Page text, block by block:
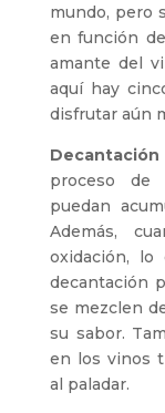
mundo, pero
en función
amante del
aquí hay
disfrutar aún
proceso de
puedan
Además,
oxidación, lo
decantación
se mezclen
su sabor.
en los vinos
al paladar.